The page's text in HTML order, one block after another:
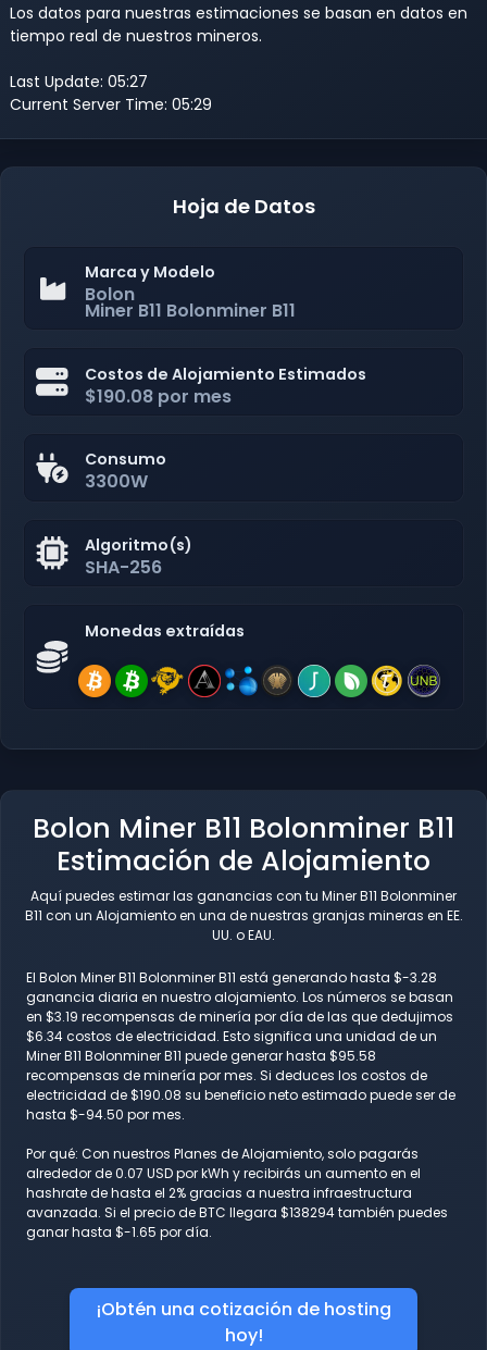
Los datos para nuestras estimaciones se basan en datos en
tiempo real de nuestros mineros.
Last Update: 05:27
Current Server Time: 05:29
Hoja de Datos
Marca y Modelo
Bolon
Miner B11 Bolonminer B11
Costos de Alojamiento Estimados
$190.08 por mes
Consumo
3300W
Algoritmo(s)
SHA-256
Monedas extraídas
Bolon Miner B11 Bolonminer B11
Estimación de Alojamiento
Aquí puedes estimar las ganancias con tu Miner B11 Bolonminer
B11 con un Alojamiento en una de nuestras granjas mineras en EE.
UU. o EAU.
El Bolon Miner B11 Bolonminer B11 está generando hasta $-3.28
ganancia diaria en nuestro alojamiento. Los números se basan
en $3.19 recompensas de minería por día de las que dedujimos
$6.34 costos de electricidad. Esto significa una unidad de un
Miner B11 Bolonminer B11 puede generar hasta $95.58
recompensas de minería por mes. Si deduces los costos de
electricidad de $190.08 su beneficio neto estimado puede ser de
hasta $-94.50 por mes.
Por qué: Con nuestros Planes de Alojamiento, solo pagarás
alrededor de 0.07 USD por kWh y recibirás un aumento en el
hashrate de hasta el 2% gracias a nuestra infraestructura
avanzada. Si el precio de BTC llegara $138294 también puedes
ganar hasta $-1.65 por día.
¡Obtén una cotización de hosting
hoy!